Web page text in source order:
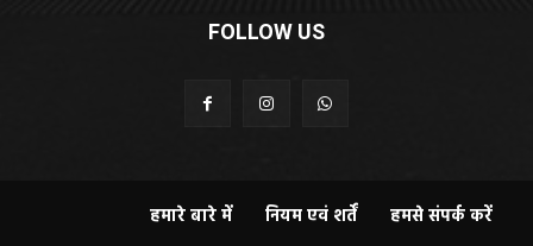
FOLLOW US
हमारे बारे में नियम एवं शर्तें हमसे संपर्क करें